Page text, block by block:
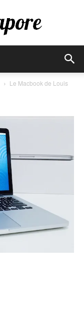
Le Macbook de Louis